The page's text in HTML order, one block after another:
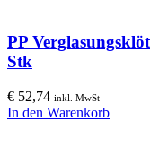
PP
Stk
€ 52,74 inkl. MwSt
In den Warenkorb